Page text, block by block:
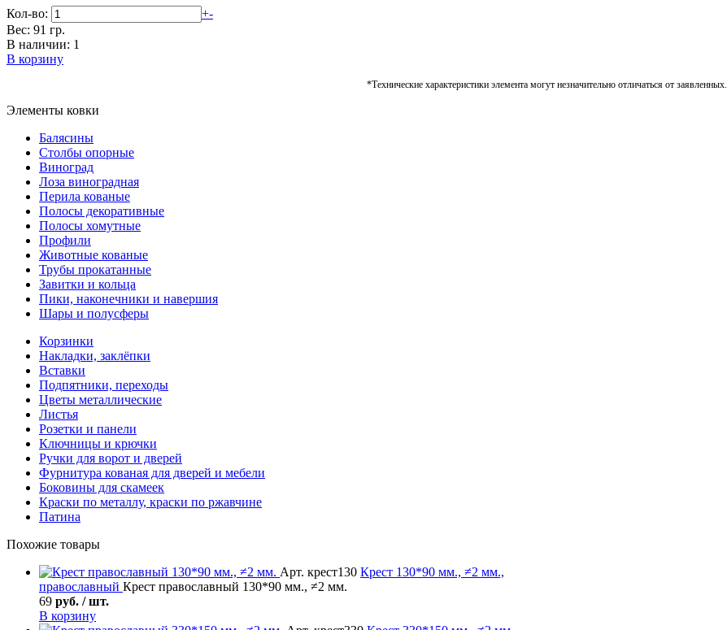
Кол-во: +-
Вес: 91 гр.
В наличии: 1
В корзину
*Технические характеристики элемента могут незначительно отличаться от заявленных.
Элементы ковки
Балясины
Столбы опорные
Виноград
Лоза виноградная
Перила кованые
Полосы декоративные
Полосы хомутные
Профили
Животные кованые
Трубы прокатанные
Завитки и кольца
Пики, наконечники и навершия
Шары и полусферы
Корзинки
Накладки, заклёпки
Вставки
Подпятники, переходы
Цветы металлические
Листья
Розетки и панели
Ключницы и крючки
Ручки для ворот и дверей
Фурнитура кованая для дверей и мебели
Боковины для скамеек
Краски по металлу, краски по ржавчине
Патина
Похожие товары
Арт. крест130 Крест 130*90 мм., ≠2 мм.,
православный Крест православный 130*90 мм., ≠2 мм.
69 руб. / шт.
В корзину